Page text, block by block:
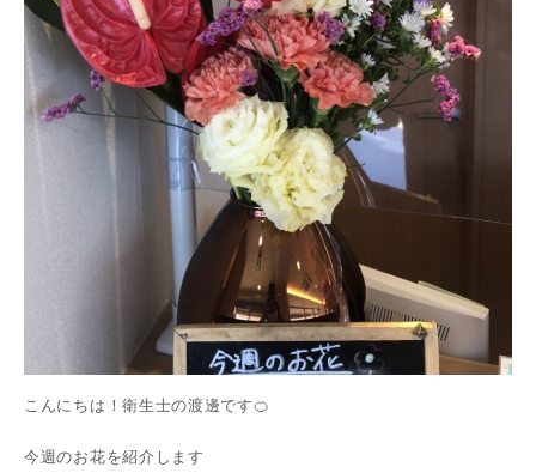
こんにちは！衛生士の渡邊です🍊
今週のお花を紹介します